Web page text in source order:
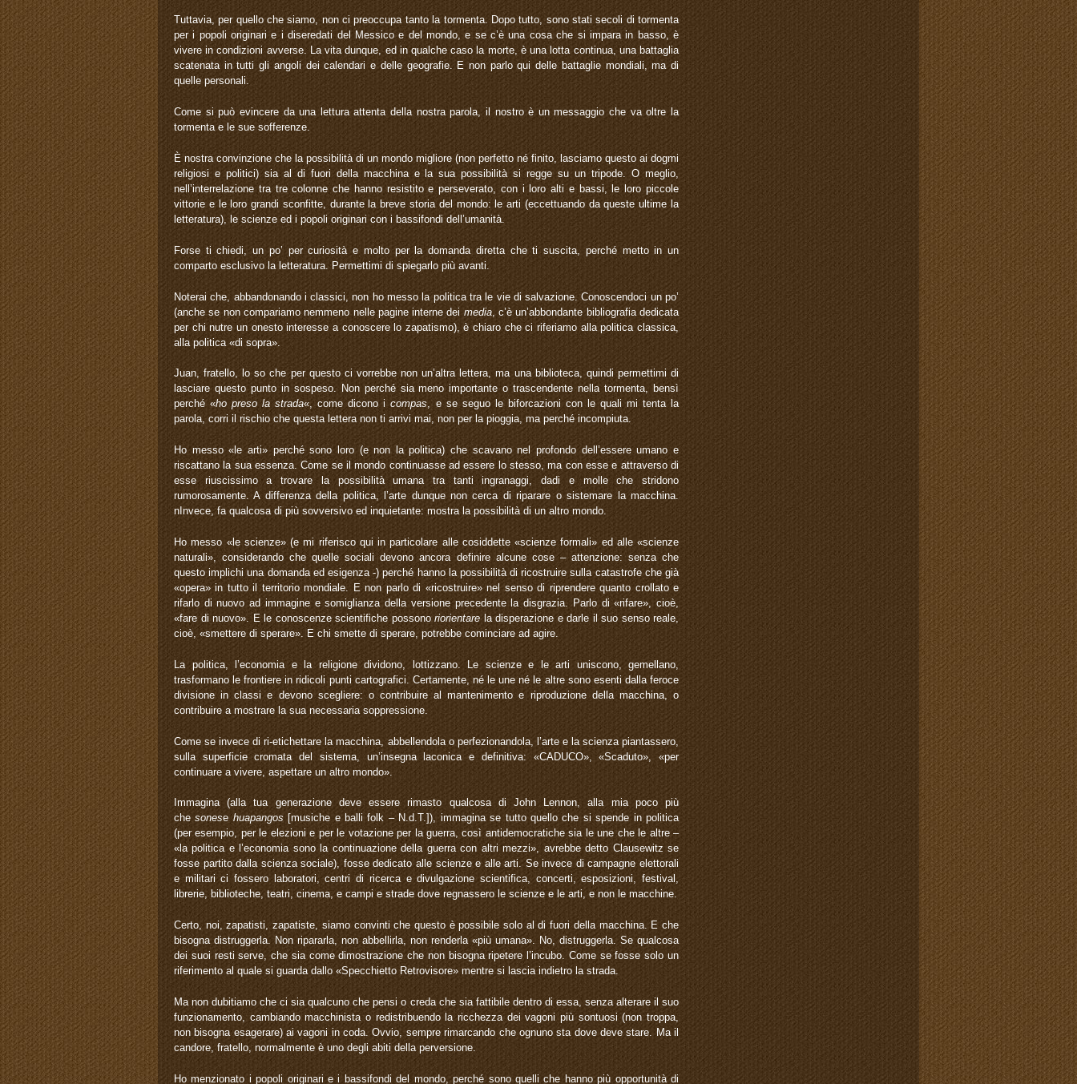
Tuttavia, per quello che siamo, non ci preoccupa tanto la tormenta. Dopo tutto, sono stati secoli di tormenta
per i popoli originari e i diseredati del Messico e del mondo, e se c’è una cosa che si impara in basso, è
vivere in condizioni avverse. La vita dunque, ed in qualche caso la morte, è una lotta continua, una battaglia
scatenata in tutti gli angoli dei calendari e delle geografie. E non parlo qui delle battaglie mondiali, ma di
quelle personali.
Come si può evincere da una lettura attenta della nostra parola, il nostro è un messaggio che va oltre la
tormenta e le sue sofferenze.
È nostra convinzione che la possibilità di un mondo migliore (non perfetto né finito, lasciamo questo ai dogmi
religiosi e politici) sia al di fuori della macchina e la sua possibilità si regge su un tripode. O meglio,
nell’interrelazione tra tre colonne che hanno resistito e perseverato, con i loro alti e bassi, le loro piccole
vittorie e le loro grandi sconfitte, durante la breve storia del mondo: le arti (eccettuando da queste ultime la
letteratura), le scienze ed i popoli originari con i bassifondi dell’umanità.
Forse ti chiedi, un po’ per curiosità e molto per la domanda diretta che ti suscita, perché metto in un
comparto esclusivo la letteratura. Permettimi di spiegarlo più avanti.
Noterai che, abbandonando i classici, non ho messo la politica tra le vie di salvazione. Conoscendoci un po’
(anche se non compariamo nemmeno nelle pagine interne dei media, c’è un’abbondante bibliografia dedicata
per chi nutre un onesto interesse a conoscere lo zapatismo), è chiaro che ci riferiamo alla politica classica,
alla politica «di sopra».
Juan, fratello, lo so che per questo ci vorrebbe non un’altra lettera, ma una biblioteca, quindi permettimi di
lasciare questo punto in sospeso. Non perché sia meno importante o trascendente nella tormenta, bensì
perché «ho preso la strada«, come dicono icompas, e se seguo le biforcazioni con le quali mi tenta la
parola, corri il rischio che questa lettera non ti arrivi mai, non per la pioggia, ma perché incompiuta.
Ho messo «le arti» perché sono loro (e non la politica) che scavano nel profondo dell’essere umano e
riscattano la sua essenza. Come se il mondo continuasse ad essere lo stesso, ma con esse e attraverso di
esse riuscissimo a trovare la possibilità umana tra tanti ingranaggi, dadi e molle che stridono
rumorosamente. A differenza della politica, l’arte dunque non cerca di riparare o sistemare la macchina.
nInvece, fa qualcosa di più sovversivo ed inquietante: mostra la possibilità di un altro mondo.
Ho messo «le scienze» (e mi riferisco qui in particolare alle cosiddette «scienze formali» ed alle «scienze
naturali», considerando che quelle sociali devono ancora definire alcune cose – attenzione: senza che
questo implichi una domanda ed esigenza -) perché hanno la possibilità di ricostruire sulla catastrofe che già
«opera» in tutto il territorio mondiale. E non parlo di «ricostruire» nel senso di riprendere quanto crollato e
rifarlo di nuovo ad immagine e somiglianza della versione precedente la disgrazia. Parlo di «rifare», cioè,
«fare di nuovo». E le conoscenze scientifiche possono riorientarela disperazione e darle il suo senso reale,
cioè, «smettere di sperare». E chi smette di sperare, potrebbe cominciare ad agire.
La politica, l’economia e la religione dividono, lottizzano. Le scienze e le arti uniscono, gemellano,
trasformano le frontiere in ridicoli punti cartografici. Certamente, né le une né le altre sono esenti dalla feroce
divisione in classi e devono scegliere: o contribuire al mantenimento e riproduzione della macchina, o
contribuire a mostrare la sua necessaria soppressione.
Come se invece di ri-etichettare la macchina, abbellendola o perfezionandola, l’arte e la scienza piantassero,
sulla superficie cromata del sistema, un’insegna laconica e definitiva: «CADUCO», «Scaduto», «per
continuare a vivere, aspettare un altro mondo».
Immagina (alla tua generazione deve essere rimasto qualcosa di John Lennon, alla mia poco più
chesonesehuapangos[musiche e balli folk – N.d.T.]), immagina se tutto quello che si spende in politica
(per esempio, per le elezioni e per le votazione per la guerra, così antidemocratiche sia le une che le altre –
«la politica e l’economia sono la continuazione della guerra con altri mezzi», avrebbe detto Clausewitz se
fosse partito dalla scienza sociale), fosse dedicato alle scienze e alle arti. Se invece di campagne elettorali
e militari ci fossero laboratori, centri di ricerca e divulgazione scientifica, concerti, esposizioni, festival,
librerie, biblioteche, teatri, cinema, e campi e strade dove regnassero le scienze e le arti, e non le macchine.
Certo, noi, zapatisti, zapatiste, siamo convinti che questo è possibile solo al di fuori della macchina. E che
bisogna distruggerla. Non ripararla, non abbellirla, non renderla «più umana». No, distruggerla. Se qualcosa
dei suoi resti serve, che sia come dimostrazione che non bisogna ripetere l’incubo. Come se fosse solo un
riferimento al quale si guarda dallo «Specchietto Retrovisore» mentre si lascia indietro la strada.
Ma non dubitiamo che ci sia qualcuno che pensi o creda che sia fattibile dentro di essa, senza alterare il suo
funzionamento, cambiando macchinista o redistribuendo la ricchezza dei vagoni più sontuosi (non troppa,
non bisogna esagerare) ai vagoni in coda. Ovvio, sempre rimarcando che ognuno sta dove deve stare. Ma il
candore, fratello, normalmente è uno degli abiti della perversione.
Ho menzionato i popoli originari e i bassifondi del mondo, perché sono quelli che hanno più opportunità di